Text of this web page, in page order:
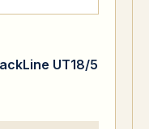
UT18/5